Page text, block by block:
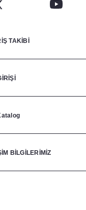
TAKİBİ
BİLGİLERİMİZ